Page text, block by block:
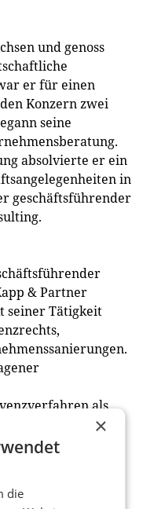
und genoss
er für einen
Konzern zwei
seine
absolvierte er ein
in
geschäftsführender
& Partner
seiner Tätigkeit
als
und
1998
Graz,
in Spanien, sein
×
die